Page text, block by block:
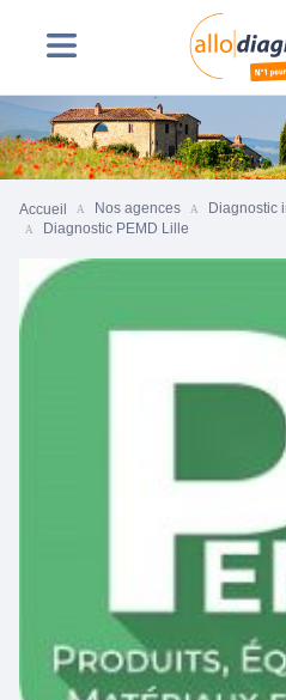
Accueil Nos agences
Diagnostic
Diagnostic PEMD Lille